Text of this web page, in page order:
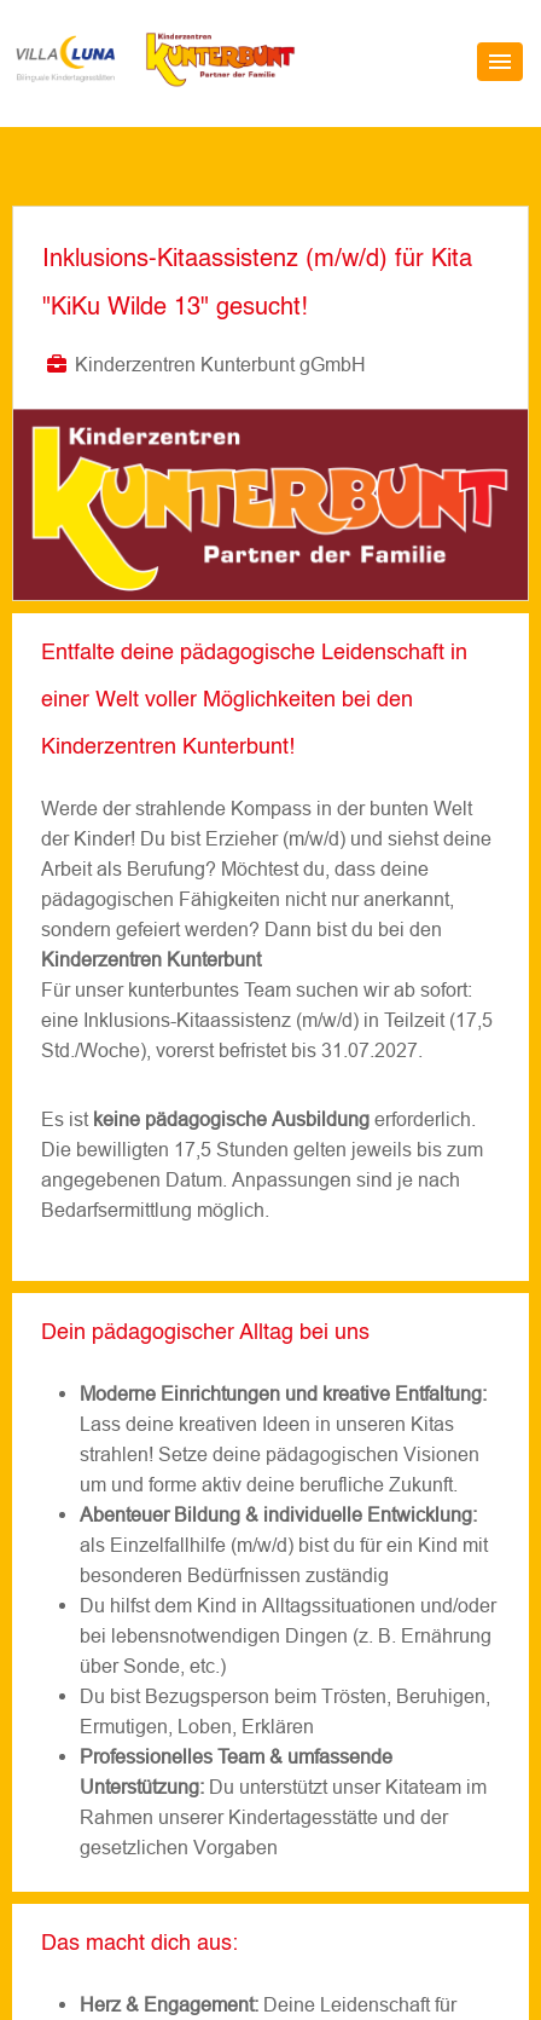
Inklusions-Kitaassistenz (m/w/d) für Kita
"KiKu Wilde 13" gesucht!
Kinderzentren Kunterbunt gGmbH
Entfalte deine pädagogische Leidenschaft in
einer Welt voller Möglichkeiten bei den
Kinderzentren Kunterbunt!
Werde der strahlende Kompass in der bunten Welt
der Kinder! Du bist Erzieher (m/w/d) und siehst deine
Arbeit als Berufung? Möchtest du, dass deine
pädagogischen Fähigkeiten nicht nur anerkannt,
sondern gefeiert werden? Dann bist du bei den
Kinderzentren Kunterbunt
Für unser kunterbuntes Team suchen wir ab sofort:
eine Inklusions-Kitaassistenz (m/w/d) in Teilzeit (17,5
Std./Woche), vorerst befristet bis 31.07.2027.
Es ist keine pädagogische Ausbildung erforderlich.
Die bewilligten 17,5 Stunden gelten jeweils bis zum
angegebenen Datum. Anpassungen sind je nach
Bedarfsermittlung möglich.
Dein pädagogischer Alltag bei uns
Moderne Einrichtungen und kreative Entfaltung:
Lass deine kreativen Ideen in unseren Kitas
strahlen! Setze deine pädagogischen Visionen
um und forme aktiv deine berufliche Zukunft.
Abenteuer Bildung & individuelle Entwicklung:
als Einzelfallhilfe (m/w/d) bist du für ein Kind mit
besonderen Bedürfnissen zuständig
Du hilfst dem Kind in Alltagssituationen und/oder
bei lebensnotwendigen Dingen (z. B. Ernährung
über Sonde, etc.)
Du bist Bezugsperson beim Trösten, Beruhigen,
Ermutigen, Loben, Erklären
Professionelles Team & umfassende
Unterstützung: Du unterstützt unser Kitateam im
Rahmen unserer Kindertagesstätte und der
gesetzlichen Vorgaben
Das macht dich aus:
Herz & Engagement: Deine Leidenschaft für